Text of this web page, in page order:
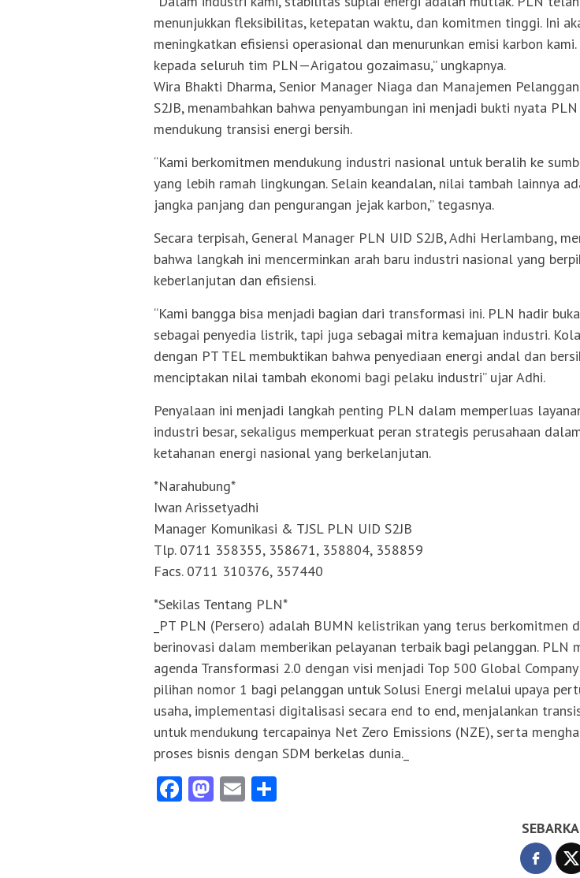
menunjukkan fleksibilitas, ketepatan waktu, dan komitmen tinggi. Ini
meningkatkan efisiensi operasional dan menurunkan emisi karbon kami.
kepada seluruh tim PLN—Arigatou gozaimasu,” ungkapnya.
Wira Bhakti Dharma, Senior Manager Niaga dan Manajemen
S2JB, menambahkan bahwa penyambungan ini menjadi bukti nyata
mendukung transisi energi bersih.
“Kami berkomitmen mendukung industri nasional untuk beralih ke
yang lebih ramah lingkungan. Selain keandalan, nilai tambah lainnya
jangka panjang dan pengurangan jejak karbon,” tegasnya.
Secara terpisah, General Manager PLN UID S2JB, Adhi Herlambang,
bahwa langkah ini mencerminkan arah baru industri nasional yang
keberlanjutan dan efisiensi.
“Kami bangga bisa menjadi bagian dari transformasi ini. PLN hadir
sebagai penyedia listrik, tapi juga sebagai mitra kemajuan industri.
dengan PT TEL membuktikan bahwa penyediaan energi andal dan
menciptakan nilai tambah ekonomi bagi pelaku industri” ujar Adhi.
Penyalaan ini menjadi langkah penting PLN dalam memperluas
industri besar, sekaligus memperkuat peran strategis perusahaan
ketahanan energi nasional yang berkelanjutan.
*Narahubung*
Iwan Arissetyadhi
Manager Komunikasi & TJSL PLN UID S2JB
Tlp. 0711 358355, 358671, 358804, 358859
Facs. 0711 310376, 357440
*Sekilas Tentang PLN*
_PT PLN (Persero) adalah BUMN kelistrikan yang terus berkomitmen
berinovasi dalam memberikan pelayanan terbaik bagi pelanggan. PLN
agenda Transformasi 2.0 dengan visi menjadi Top 500 Global
pilihan nomor 1 bagi pelanggan untuk Solusi Energi melalui upaya
usaha, implementasi digitalisasi secara end to end, menjalankan
untuk mendukung tercapainya Net Zero Emissions (NZE), serta
proses bisnis dengan SDM berkelas dunia._
Facebook
Mastodon
Email